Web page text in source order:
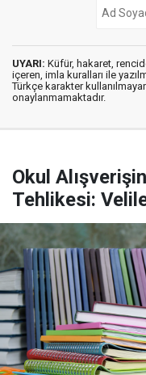
UYARI: Küfür, hakaret,
içeren, imla kuralları ile
Türkçe karakter
onaylanmamaktadır.
Okul
Tehlikesi: